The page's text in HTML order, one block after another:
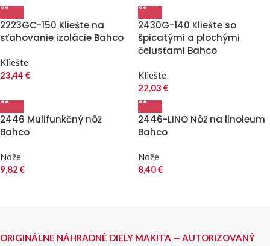
2223GC-150 Kliešte na
sťahovanie izolácie Bahco
Kliešte
23,44 €
2430G-140 Kliešte so
špicatými a plochými
čelusťami Bahco
Kliešte
22,03 €
2446 Mulifunkčný nôž
Bahco
Nože
9,82 €
2446-LINO Nôž na linoleum
Bahco
Nože
8,40€
ORIGINÁLNE NÁHRADNÉ DIELY MAKITA — AUTORIZOVANÝ